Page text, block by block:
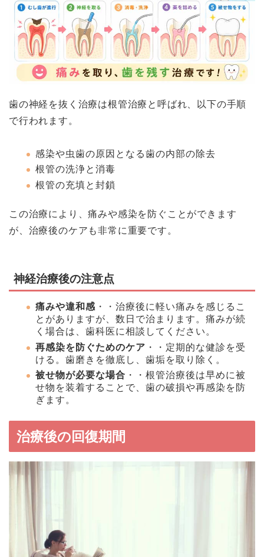
歯の神経を抜く治療は根管治療と呼ばれ、以下の手順
で行われます。
感染や虫歯の原因となる歯の内部の除去
根管の洗浄と消毒
根管の充填と封鎖
この治療により、痛みや感染を防ぐことができます
が、治療後のケアも非常に重要です。
神経治療後の注意点
痛みや違和感 ・・治療後に軽い痛みを感じるこ
とがありますが、数日で治まります。痛みが続
く場合は、歯科医に相談してください。
再感染を防ぐためのケア ・・定期的な健診を受
ける。歯磨きを徹底し、歯垢を取り除く。
被せ物が必要な場合 ・・根管治療後は早めに被
せ物を装着することで、歯の破損や再感染を防
ぎます。
治療後の回復期間